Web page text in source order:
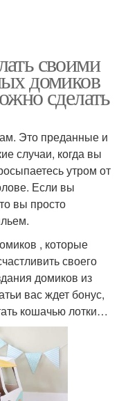
своими
домиков
сделать
Это преданные и
случаи, когда вы
утром от
Если вы
вы просто
, которые
своего
домиков из
вас ждет бонус,
кошачью лотки…